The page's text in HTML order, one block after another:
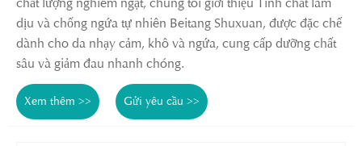
dịu và chống ngứa tự nhiên Beitang Shuxuan, được đặc chế
dành cho da nhạy cảm, khô và ngứa, cung cấp dưỡng chất
sâu và giảm đau nhanh chóng.
Xem thêm >> Gửi yêu cầu >>